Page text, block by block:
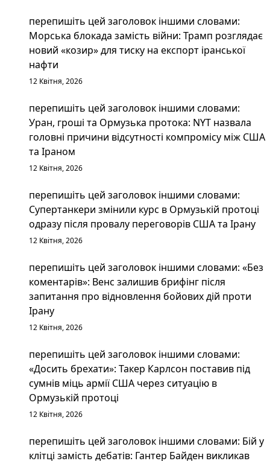
перепишіть цей заголовок іншими словами:
Морська блокада замість війни: Трамп розглядає
новий «козир» для тиску на експорт іранської
нафти
12 Квітня, 2026
перепишіть цей заголовок іншими словами:
Уран, гроші та Ормузька протока: NYT назвала
головні причини відсутності компромісу між США
та Іраном
12 Квітня, 2026
перепишіть цей заголовок іншими словами:
Супертанкери змінили курс в Ормузькій протоці
одразу після провалу переговорів США та Ірану
12 Квітня, 2026
перепишіть цей заголовок іншими словами: «Без
коментарів»: Венс залишив брифінг після
запитання про відновлення бойових дій проти
Ірану
12 Квітня, 2026
перепишіть цей заголовок іншими словами:
«Досить брехати»: Такер Карлсон поставив під
сумнів міць армії США через ситуацію в
Ормузькій протоці
12 Квітня, 2026
перепишіть цей заголовок іншими словами: Бій у
клітці замість дебатів: Гантер Байден викликав